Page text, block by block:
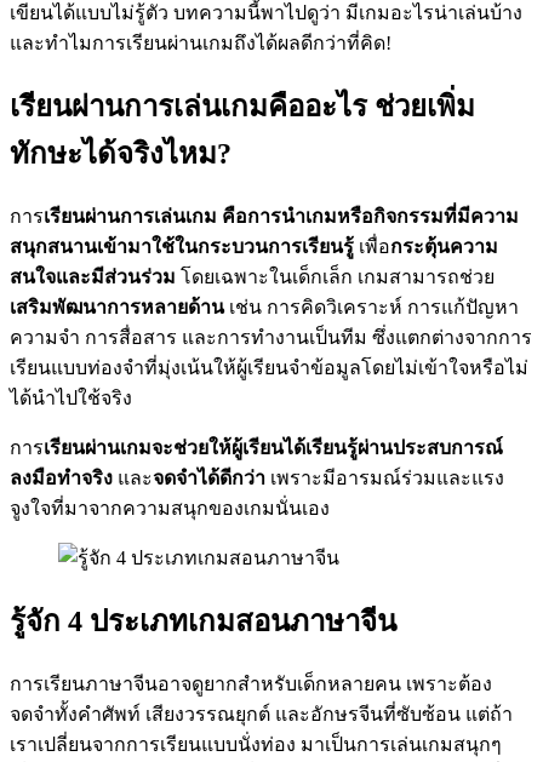
เขียนได้แบบไม่รู้ตัว บทความนี้พาไปดูว่า มีเกมอะไรน่าเล่นบ้าง
และทำไมการเรียนผ่านเกมถึงได้ผลดีกว่าที่คิด!
เรียนผ่านการเล่นเกมคืออะไร ช่วยเพิ่ม
ทักษะได้จริงไหม?
การเรียนผ่านการเล่นเกม คือการนำเกมหรือกิจกรรมที่มีความ
สนุกสนานเข้ามาใช้ในกระบวนการเรียนรู้ เพื่อกระตุ้นความ
สนใจและมีส่วนร่วม โดยเฉพาะในเด็กเล็ก เกมสามารถช่วย
เสริมพัฒนาการหลายด้านเช่น การคิดวิเคราะห์ การแก้ปัญหา
ความจำ การสื่อสาร และการทำงานเป็นทีม ซึ่งแตกต่างจากการ
เรียนแบบท่องจำที่มุ่งเน้นให้ผู้เรียนจำข้อมูลโดยไม่เข้าใจหรือไม่
ได้นำไปใช้จริง
การเรียนผ่านเกมจะช่วยให้ผู้เรียนได้เรียนรู้ผ่านประสบการณ์
ลงมือทำจริง และจดจำได้ดีกว่า เพราะมีอารมณ์ร่วมและแรง
จูงใจที่มาจากความสนุกของเกมนั่นเอง
รู้จัก 4 ประเภทเกมสอนภาษาจีน
การเรียนภาษาจีนอาจดูยากสำหรับเด็กหลายคน เพราะต้อง
จดจำทั้งคำศัพท์ เสียงวรรณยุกต์ และอักษรจีนที่ซับซ้อน แต่ถ้า
เราเปลี่ยนจากการเรียนแบบนั่งท่อง มาเป็นการเล่นเกมสนุกๆ